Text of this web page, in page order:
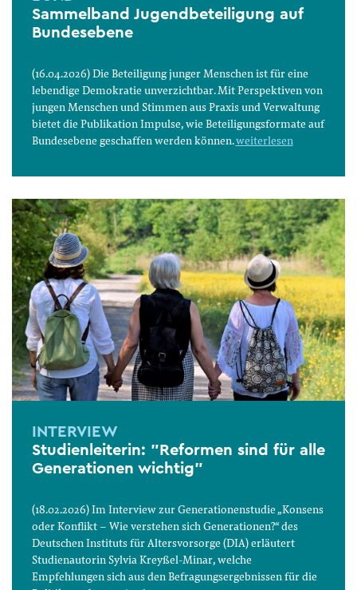
Sammelband Jugendbeteiligung auf
Bundesebene
(16.04.2026) Die Beteiligung junger Menschen ist für eine
lebendige Demokratie unverzichtbar. Mit Perspektiven von
jungen Menschen und Stimmen aus Praxis und Verwaltung
bietet die Publikation Impulse, wie Beteiligungsformate auf
Bundesebene geschaffen werden können.weiterlesen
INTERVIEW
Studienleiterin: "Reformen sind für alle
Generationen wichtig"
(18.02.2026) Im Interview zur Generationenstudie „Konsens
oder Konflikt – Wie verstehen sich Generationen?“ des
Deutschen Instituts für Altersvorsorge (DIA) erläutert
Studienautorin Sylvia Kreyßel-Minar, welche
Empfehlungen sich aus den Befragungsergebnissen für die